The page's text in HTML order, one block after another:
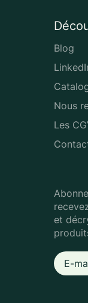
Blog
Nous
Les
et